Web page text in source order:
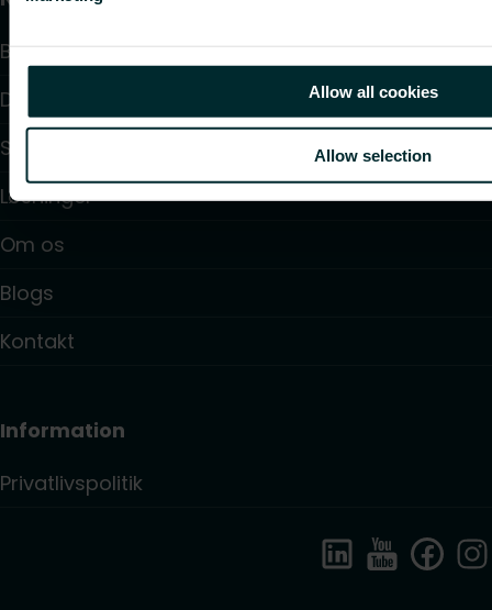
Allow all cookies
Allow selection
Beregningsværktøj
Downloads
Support
Løsninger
Om os
Blogs
Kontakt
Information
Privatlivspolitik